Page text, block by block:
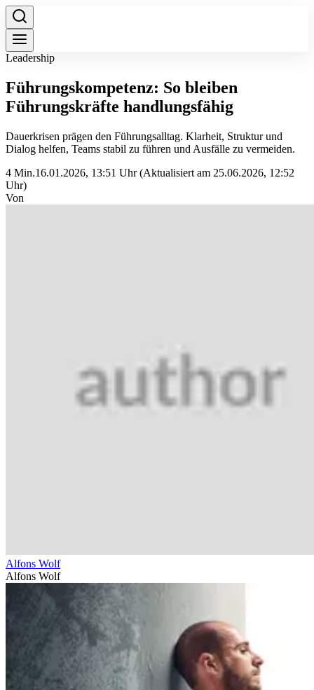
Leadership
Führungskompetenz: So bleiben
Führungskräfte handlungsfähig
Dauerkrisen prägen den Führungsalltag. Klarheit, Struktur und
Dialog helfen, Teams stabil zu führen und Ausfälle zu vermeiden.
4 Min.16.01.2026, 13:51 Uhr(Aktualisiert am 25.06.2026, 12:52
Uhr)
Von
Alfons Wolf
Alfons Wolf